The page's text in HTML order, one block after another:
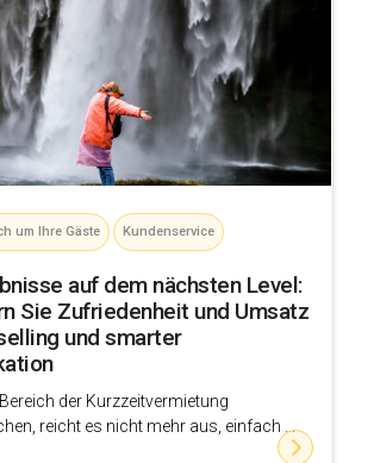
um Ihre Gäste Kundenservice
auf dem nächsten Level:
Sie Zufriedenheit und Umsatz
und smarter
der Kurzzeitvermietung
reicht es nicht mehr aus, einfach ...